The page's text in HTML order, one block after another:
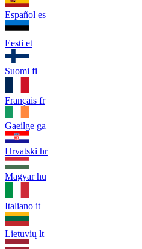
Español es
Eesti et
Suomi fi
Français fr
Gaeilge ga
Hrvatski hr
Magyar hu
Italiano it
Lietuvių lt